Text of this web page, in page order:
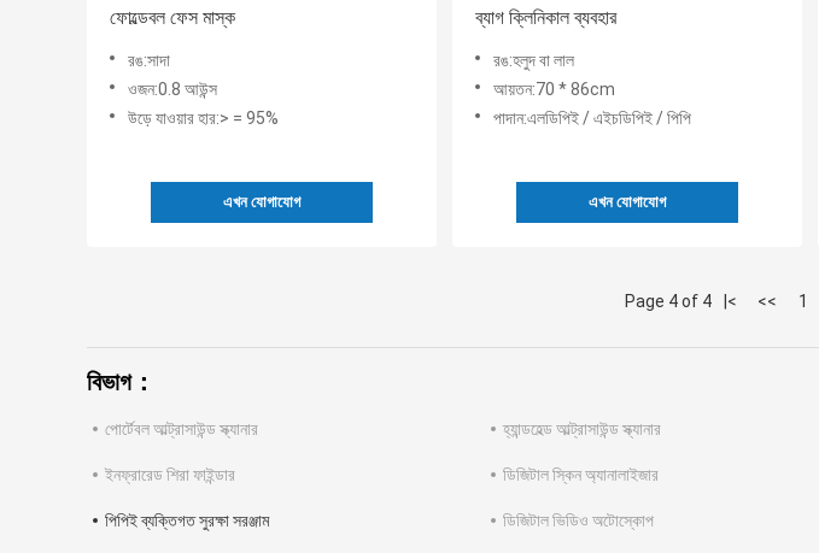
ফোল্ডেবল ফেস মাস্ক
রঙ:সাদা
ওজন:0.8 আউন্স
উড়ে যাওয়ার হার:> = 95%
এখন যোগাযোগ
ব্যাগ ক্লিনিকাল ব্যবহার
রঙ:হলুদ বা লাল
আয়তন:70 * 86cm
পাদান:এলডিপিই / এইচডিপিই / পিপি
এখন যোগাযোগ
Page 4 of 4 |< << 1
বিভাগ：
পোর্টেবল আল্ট্রাসাউন্ড স্ক্যানার হ্যান্ডহেল্ড আল্ট্রাসাউন্ড স্ক্যানার
ইনফ্রারেড শিরা ফাইন্ডার ডিজিটাল স্কিন অ্যানালাইজার
পিপিই ব্যক্তিগত সুরক্ষা সরঞ্জাম ডিজিটাল ভিডিও অটোস্কোপ